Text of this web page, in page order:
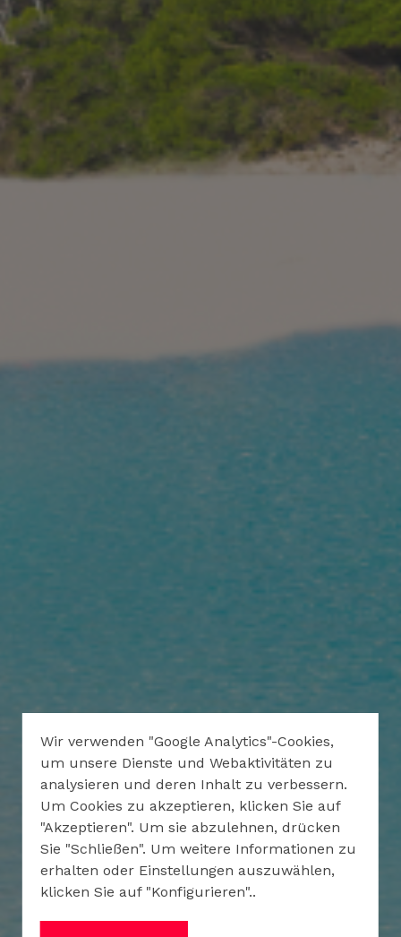
Wir verwenden "Google Analytics"-Cookies,
um unsere Dienste und Webaktivitäten zu
analysieren und deren Inhalt zu verbessern.
Um Cookies zu akzeptieren, klicken Sie auf
"Akzeptieren". Um sie abzulehnen, drücken
Sie "Schließen". Um weitere Informationen zu
erhalten oder Einstellungen auszuwählen,
klicken Sie auf "Konfigurieren"..